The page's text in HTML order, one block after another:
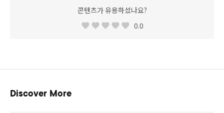
콘텐츠가 유용하셨나요?
0.0
Discover More